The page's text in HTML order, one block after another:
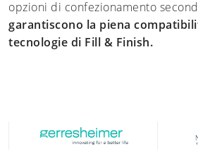
opzioni di confezionamento
garantiscono la piena
tecnologie di Fill & Finish.